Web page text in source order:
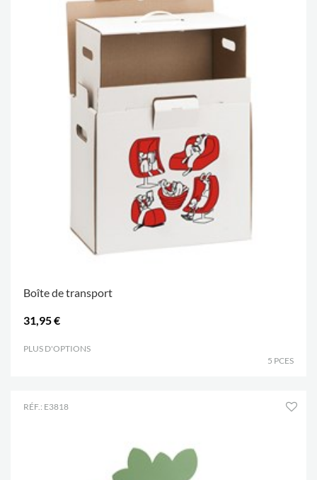
Boîte de transport
31,95 €
PLUS D'OPTIONS
5 PCES
RÉF.: E3818